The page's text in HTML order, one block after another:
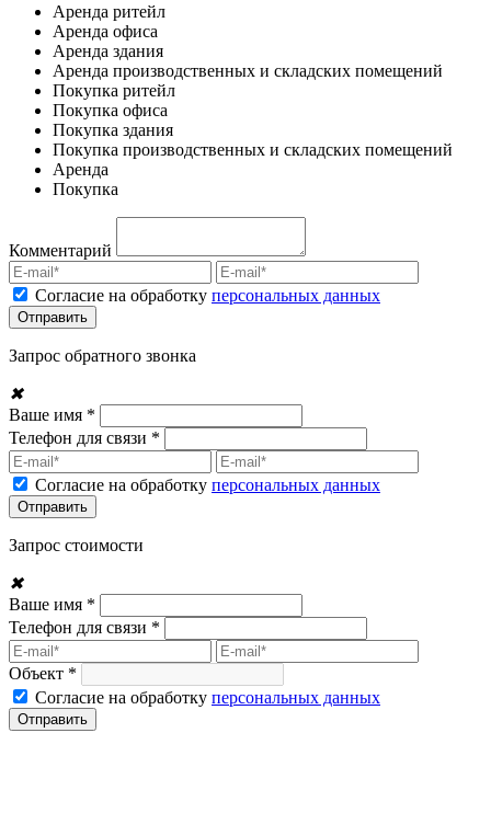
Аренда ритейл
Аренда офиса
Аренда здания
Аренда производственных и складских помещений
Покупка ритейл
Покупка офиса
Покупка здания
Покупка производственных и складских помещений
Аренда
Покупка
Комментарий
Согласие на обработку персональных данных
Запрос обратного звонка
✖
Ваше имя *
Телефон для связи *
Согласие на обработку персональных данных
Запрос стоимости
✖
Ваше имя *
Телефон для связи *
Объект *
Согласие на обработку персональных данных